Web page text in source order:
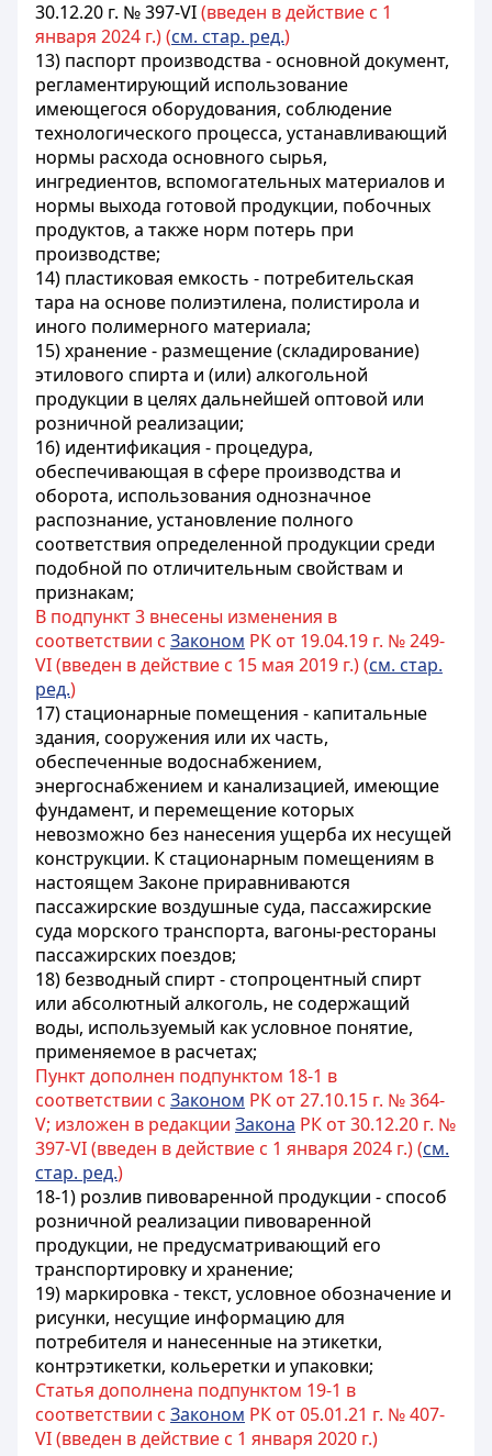
30.12.20 г. № 397-VI(введен в действие с 1
января 2024 г.) (см. стар. ред.)
13) паспорт производства - основной документ,
регламентирующий использование
имеющегося оборудования, соблюдение
технологического процесса, устанавливающий
нормы расхода основного сырья,
ингредиентов, вспомогательных материалов и
нормы выхода готовой продукции, побочных
продуктов, а также норм потерь при
производстве;
14) пластиковая емкость - потребительская
тара на основе полиэтилена, полистирола и
иного полимерного материала;
15) хранение - размещение (складирование)
этилового спирта и (или) алкогольной
продукции в целях дальнейшей оптовой или
розничной реализации;
16) идентификация - процедура,
обеспечивающая в сфере производства и
оборота, использования однозначное
распознание, установление полного
соответствия определенной продукции среди
подобной по отличительным свойствам и
признакам;
В подпункт 3 внесены изменения в
соответствии с Законом РК от 19.04.19 г. № 249-
VI (введен в действие с 15 мая 2019 г.) (см. стар.
ред.)
17) стационарные помещения - капитальные
здания, сооружения или их часть,
обеспеченные водоснабжением,
энергоснабжением и канализацией, имеющие
фундамент, и перемещение которых
невозможно без нанесения ущерба их несущей
конструкции. К стационарным помещениям в
настоящем Законе приравниваются
пассажирские воздушные суда, пассажирские
суда морского транспорта, вагоны-рестораны
пассажирских поездов;
18) безводный спирт - стопроцентный спирт
или абсолютный алкоголь, не содержащий
воды, используемый как условное понятие,
применяемое в расчетах;
Пункт дополнен подпунктом 18-1 в
соответствии с Законом РК от 27.10.15 г. № 364-
V; изложен в редакции Закона РК от 30.12.20 г. №
397-VI (введен в действие с 1 января 2024 г.) (см.
стар. ред.)
18-1) розлив пивоваренной продукции - способ
розничной реализации пивоваренной
продукции, не предусматривающий его
транспортировку и хранение;
19) маркировка - текст, условное обозначение и
рисунки, несущие информацию для
потребителя и нанесенные на этикетки,
контрэтикетки, кольеретки и упаковки;
Статья дополнена подпунктом 19-1 в
соответствии с Законом РК от 05.01.21 г. № 407-
VI (введен в действие с 1 января 2020 г.)